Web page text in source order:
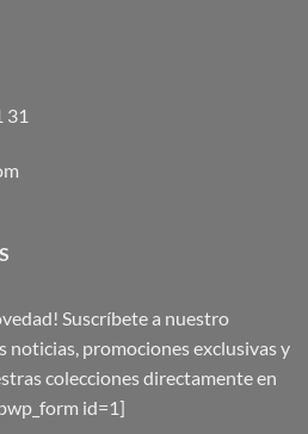
31
Suscríbete a nuestro
noticias, promociones exclusivas y
colecciones directamente en
id=1]